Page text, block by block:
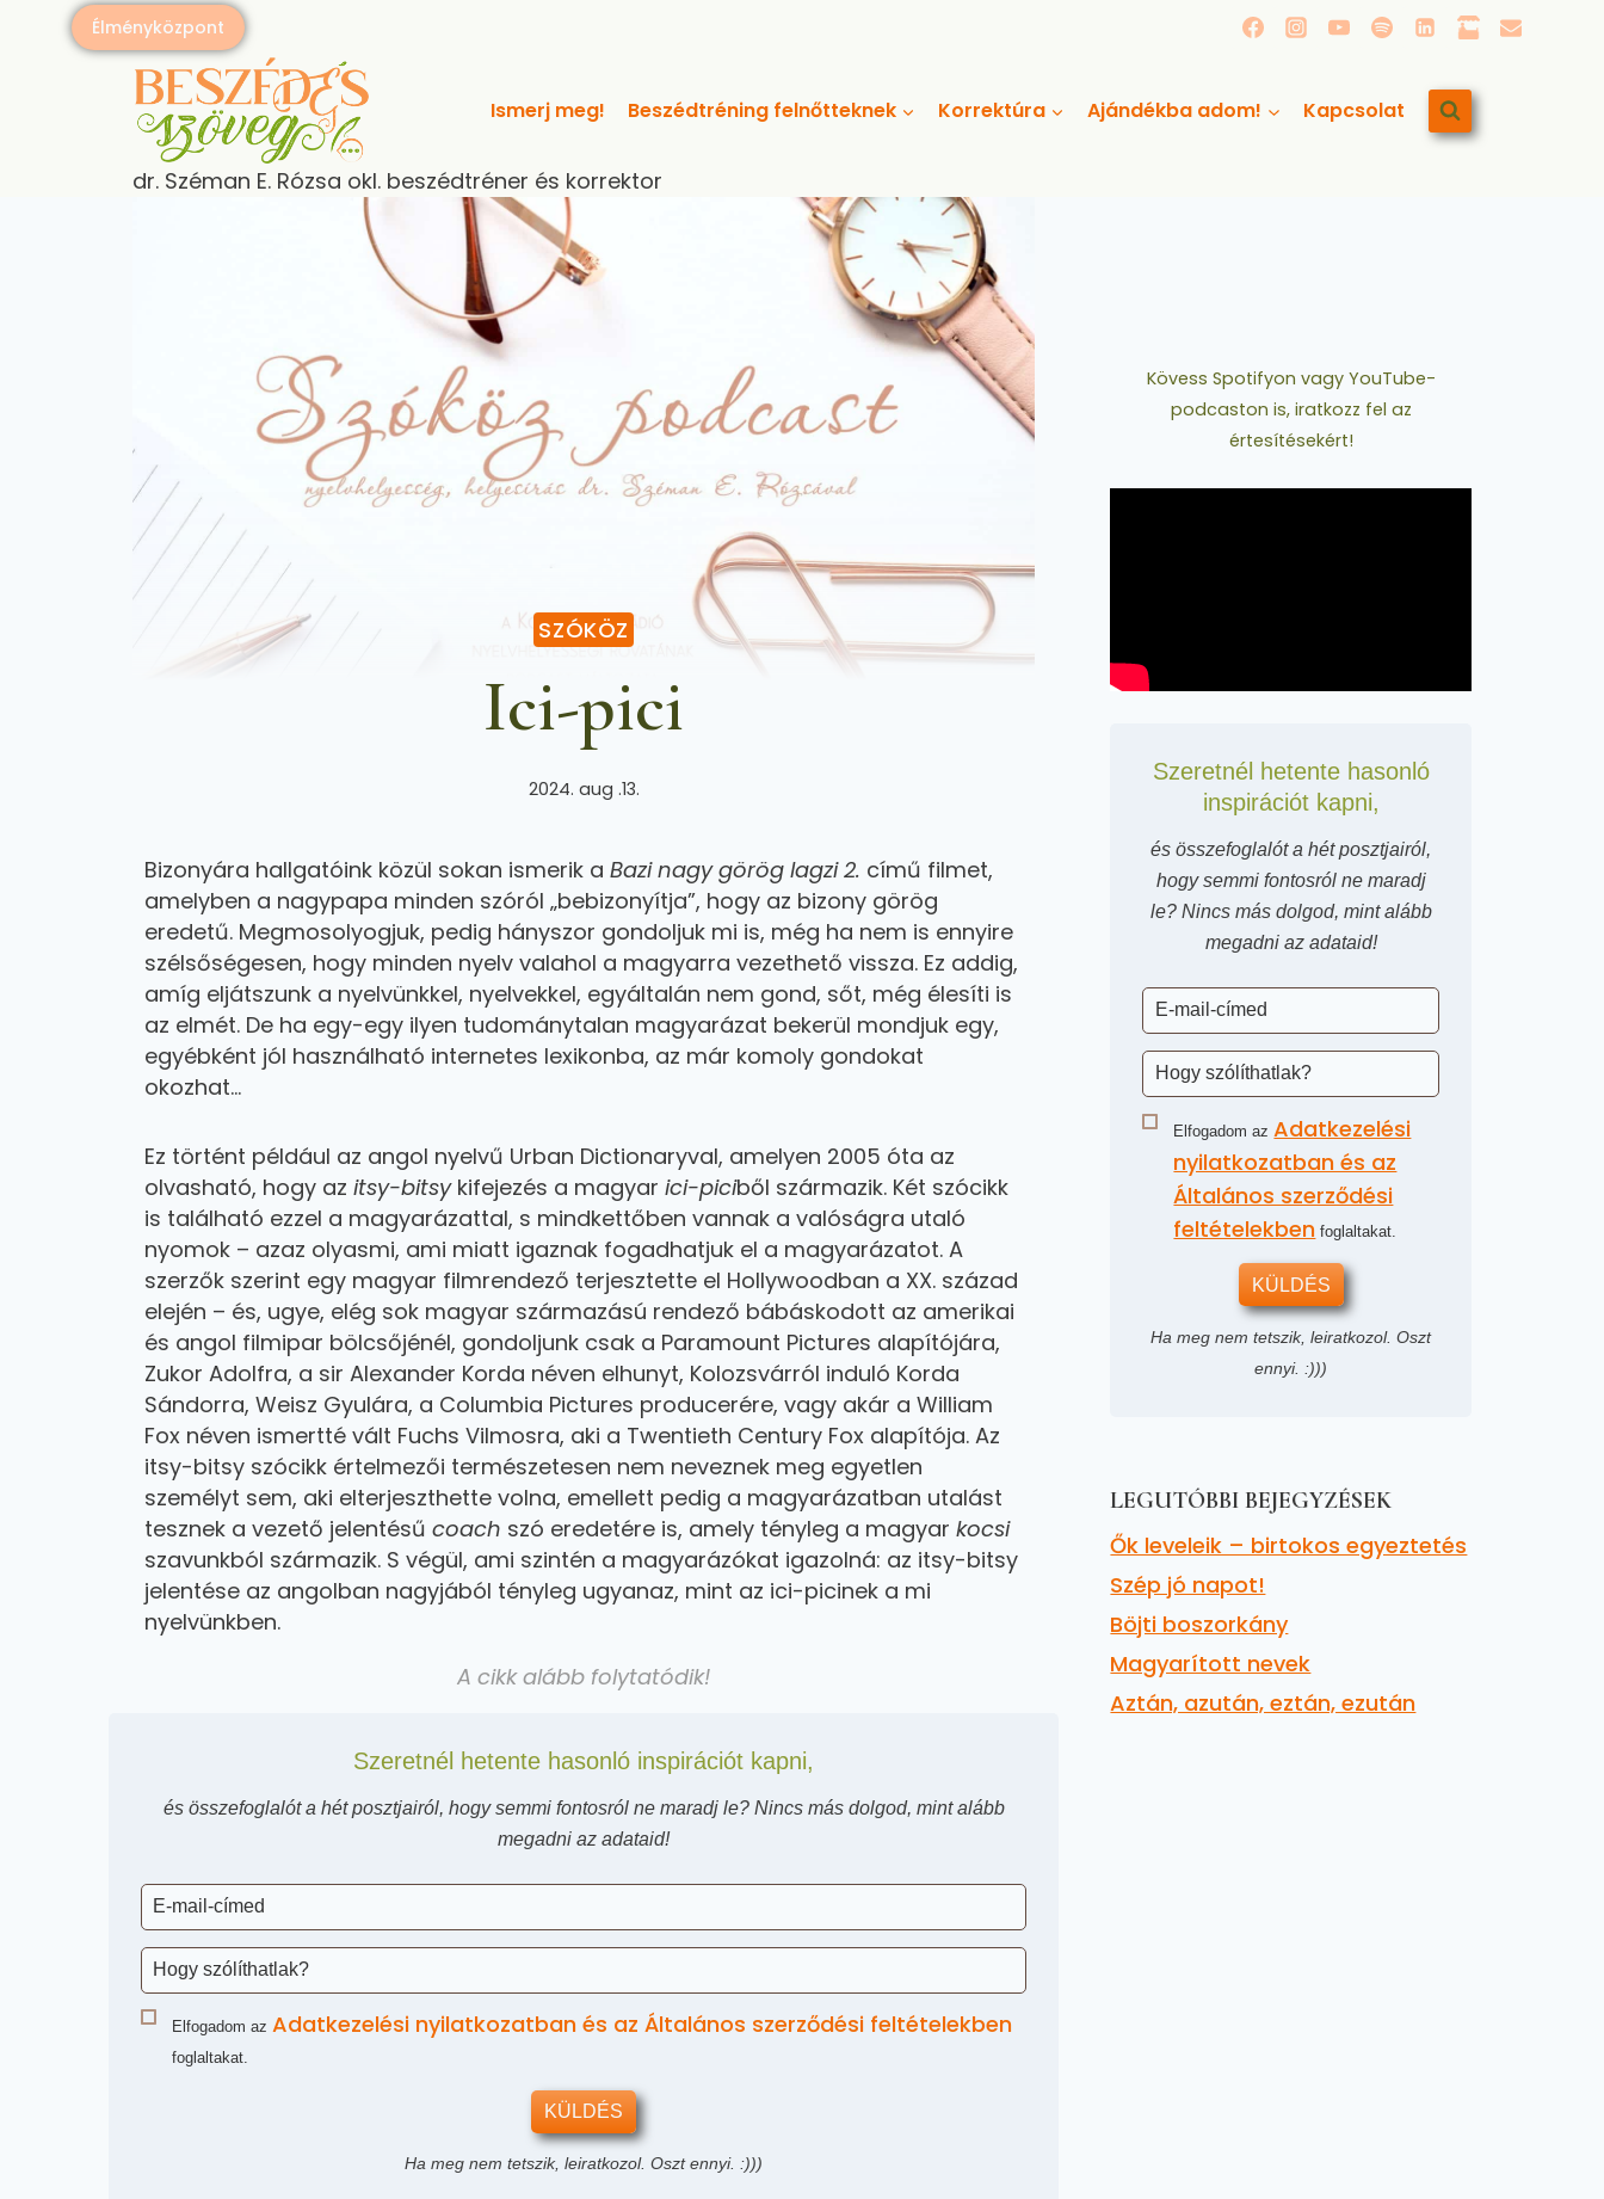
Élményközpont
Ismerj meg! Beszédtréning felnőtteknek Korrektúra Ajándékba adom! Kapcsolat
dr. Széman E. Rózsa okl. beszédtréner és korrektor
SZÓKÖZ
Ici-pici
2024. aug .13.
Bizonyára hallgatóink közül sokan ismerik a Bazi nagy görög lagzi 2. című filmet,
amelyben a nagypapa minden szóról „bebizonyítja”, hogy az bizony görög
eredetű. Megmosolyogjuk, pedig hányszor gondoljuk mi is, még ha nem is ennyire
szélsőségesen, hogy minden nyelv valahol a magyarra vezethető vissza. Ez addig,
amíg eljátszunk a nyelvünkkel, nyelvekkel, egyáltalán nem gond, sőt, még élesíti is
az elmét. De ha egy-egy ilyen tudománytalan magyarázat bekerül mondjuk egy,
egyébként jól használható internetes lexikonba, az már komoly gondokat
okozhat…
Ez történt például az angol nyelvű Urban Dictionaryval, amelyen 2005 óta az
olvasható, hogy az itsy-bitsykifejezés a magyar ici-piciből származik. Két szócikk
is található ezzel a magyarázattal, s mindkettőben vannak a valóságra utaló
nyomok – azaz olyasmi, ami miatt igaznak fogadhatjuk el a magyarázatot. A
szerzők szerint egy magyar filmrendező terjesztette el Hollywoodban a XX. század
elején – és, ugye, elég sok magyar származású rendező bábáskodott az amerikai
és angol filmipar bölcsőjénél, gondoljunk csak a Paramount Pictures alapítójára,
Zukor Adolfra, a sir Alexander Korda néven elhunyt, Kolozsvárról induló Korda
Sándorra, Weisz Gyulára, a Columbia Pictures producerére, vagy akár a William
Fox néven ismertté vált Fuchs Vilmosra, aki a Twentieth Century Fox alapítója. Az
itsy-bitsy szócikk értelmezői természetesen nem neveznek meg egyetlen
személyt sem, aki elterjeszthette volna, emellett pedig a magyarázatban utalást
tesznek a vezető jelentésű coach szó eredetére is, amely tényleg a magyar kocsi
szavunkból származik. S végül, ami szintén a magyarázókat igazolná: az itsy-bitsy
jelentése az angolban nagyjából tényleg ugyanaz, mint az ici-picinek a mi
nyelvünkben.
A cikk alább folytatódik!
Szeretnél hetente hasonló inspirációt kapni,
és összefoglalót a hét posztjairól, hogy semmi fontosról ne maradj le? Nincs más dolgod, mint alább
megadni az adataid!
Elfogadom az Adatkezelési nyilatkozatban és az Általános szerződési feltételekben
foglaltakat.
KÜLDÉS
Ha meg nem tetszik, leiratkozol. Oszt ennyi. :)))
Kövess Spotifyon vagy YouTube-
podcaston is, iratkozz fel az
értesítésekért!
Szeretnél hetente hasonló
inspirációt kapni,
és összefoglalót a hét posztjairól,
hogy semmi fontosról ne maradj
le? Nincs más dolgod, mint alább
megadni az adataid!
Elfogadom az Adatkezelési
nyilatkozatban és az
Általános szerződési
feltételekben foglaltakat.
KÜLDÉS
Ha meg nem tetszik, leiratkozol. Oszt
ennyi. :)))
LEGUTÓBBI BEJEGYZÉSEK
Ők leveleik – birtokos egyeztetés
Szép jó napot!
Böjti boszorkány
Magyarított nevek
Aztán, azután, eztán, ezután